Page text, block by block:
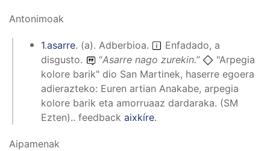
Antonimoak
1.asarre. (a). Adberbioa.
Enfadado, a
disgusto.
“Asarre nago zurekin.”
"Arpegia
kolore barik" dio San Martinek, haserre egoera
adierazteko: Euren artian Anakabe, arpegia
kolore barik eta amorruaaz dardaraka. (SM
Ezten).. feedback aixkíre.
Aipamenak